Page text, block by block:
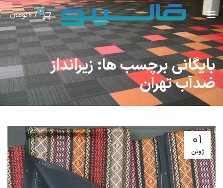
0
/
0تومان
بایگانی برچسب ها: زیرانداز
ضدآب تهران
01
ژوئن